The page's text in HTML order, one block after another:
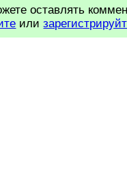
оставлять
или